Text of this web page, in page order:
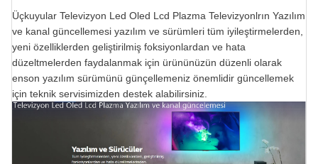
Üçkuyular Televizyon Led Oled Lcd Plazma Televizyonlrın Yazılım
ve kanal güncellemesi yazılım ve sürümleri tüm iyileştirmelerden,
yeni özelliklerden geliştirilmiş foksiyonlardan ve hata
düzeltmelerden faydalanmak için ürününüzün düzenli olarak
enson yazılım sürümünü günçellemeniz önemlidir güncellemek
için teknik servisimizden destek alabilirsiniz.